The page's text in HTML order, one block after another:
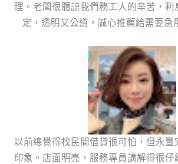
理。老闆很體諒我們務工人的辛苦，利
定，透明又公道，誠心推薦給需要急
以前總覺得找民間借貸很可怕，但永豐
印象。店面明亮，服務專員講解得很仔